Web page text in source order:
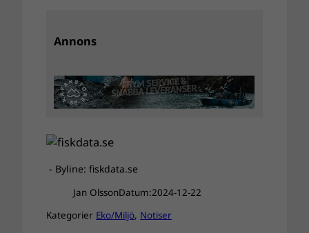
Annons
- Byline: fiskdata.se
Jan OlssonDatum:2024-12-22
Kategorier Eko/Miljö, Notiser